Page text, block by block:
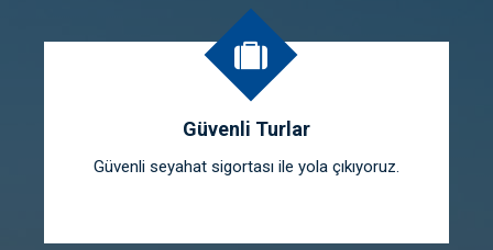
Güvenli Turlar
Güvenli seyahat sigortası ile yola çıkıyoruz.